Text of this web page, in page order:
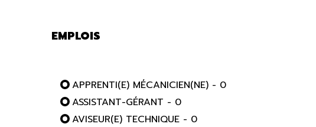
EMPLOIS
APPRENTI(E) MÉCANICIEN(NE) - 0
ASSISTANT-GÉRANT - 0
AVISEUR(E) TECHNIQUE - 0